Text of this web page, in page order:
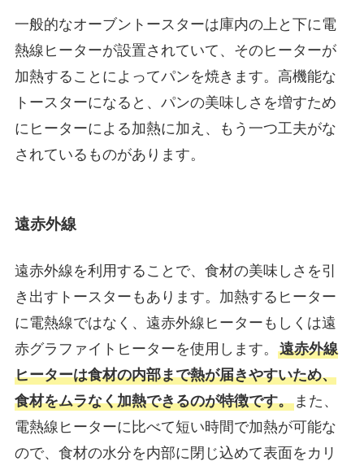
一般的なオーブントースターは庫内の上と下に電
熱線ヒーターが設置されていて、そのヒーターが
加熱することによってパンを焼きます。高機能な
トースターになると、パンの美味しさを増すため
にヒーターによる加熱に加え、もう一つ工夫がな
されているものがあります。
遠赤外線
遠赤外線を利用することで、食材の美味しさを引
き出すトースターもあります。加熱するヒーター
に電熱線ではなく、遠赤外線ヒーターもしくは遠
赤グラファイトヒーターを使用します。 遠赤外線
ヒーターは食材の内部まで熱が届きやすいため、
食材をムラなく加熱できるのが特徴です。また、
電熱線ヒーターに比べて短い時間で加熱が可能な
ので、食材の水分を内部に閉じ込めて表面をカリ